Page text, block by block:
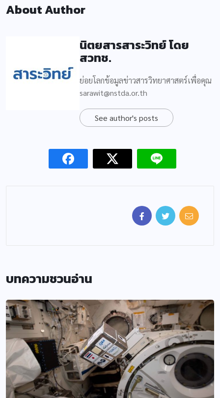
About Author
นิตยสารสาระวิทย์ โดย
สวทช.
ย่อยโลกข้อมูลข่าวสารวิทยาศาสตร์เพื่อคุณ
sarawit@nstda.or.th
See author's posts
บทความชวนอ่าน